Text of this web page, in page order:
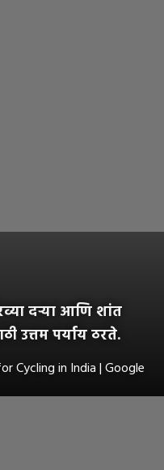
दऱ्या आणि शांत
उत्तम पर्याय ठरते.
Cycling in India | Google